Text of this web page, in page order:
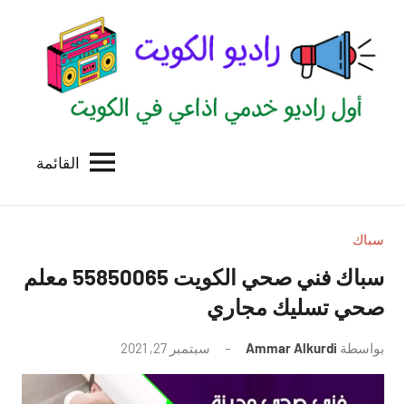
المحتوى
الكويت
للاعلانات
بالكويت
القائمة
سباك
سباك فني صحي الكويت 55850065 معلم
صحي تسليك مجاري
بواسطة Ammar Alkurdi سبتمبر 27, 2021
توجد
تعليقات